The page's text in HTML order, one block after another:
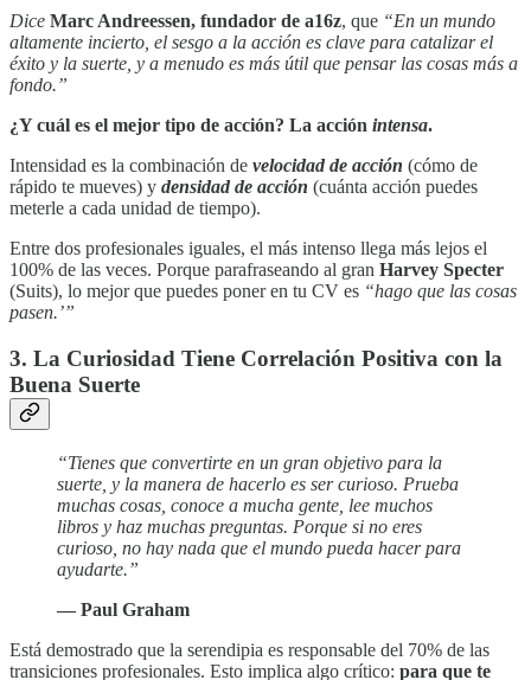
Dice Marc Andreessen, fundador de a16z, que “En un mundo
altamente incierto, el sesgo a la acción es clave para catalizar el
éxito y la suerte, y a menudo es más útil que pensar las cosas más a
fondo.”
¿Y cuál es el mejor tipo de acción? La acción intensa.
Intensidad es la combinación de velocidad de acción (cómo de
rápido te mueves) y densidad de acción (cuánta acción puedes
meterle a cada unidad de tiempo).
Entre dos profesionales iguales, el más intenso llega más lejos el
100% de las veces. Porque parafraseando al gran Harvey Specter
(Suits), lo mejor que puedes poner en tu CV es “hago que las cosas
pasen.’”
3. La Curiosidad Tiene Correlación Positiva con la
Buena Suerte
“Tienes que convertirte en un gran objetivo para la
suerte, y la manera de hacerlo es ser curioso. Prueba
muchas cosas, conoce a mucha gente, lee muchos
libros y haz muchas preguntas. Porque si no eres
curioso, no hay nada que el mundo pueda hacer para
ayudarte.”
— Paul Graham
Está demostrado que la serendipia es responsable del 70% de las
transiciones profesionales. Esto implica algo crítico: para que te